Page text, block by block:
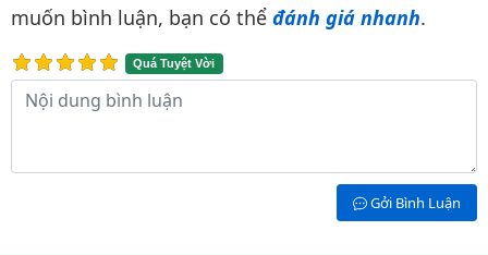
muốn bình luận, bạn có thể đánh giá nhanh.
Quá Tuyệt Vời
Nội dung bình luận
Gởi Bình Luận